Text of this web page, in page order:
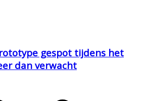
gespot tijdens het
dan verwacht